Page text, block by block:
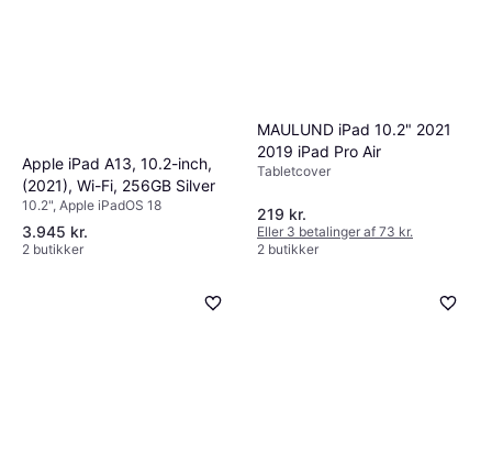
Apple iPad A13, 10.2-inch,
(2021), Wi-Fi, 256GB Silver
10.2", Apple iPadOS 18
3.945 kr.
2 butikker
MAULUND iPad 10.2" 2021
2019 iPad Pro Air
Tabletcover
219 kr.
Eller 3 betalinger af 73 kr.
2 butikker